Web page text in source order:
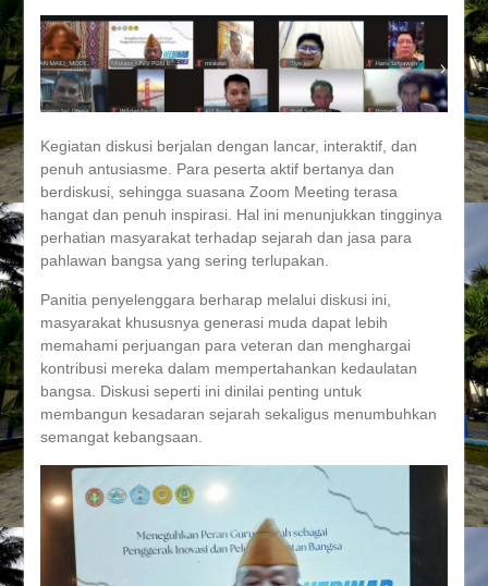
Kegiatan diskusi berjalan dengan lancar, interaktif, dan
penuh antusiasme. Para peserta aktif bertanya dan
berdiskusi, sehingga suasana Zoom Meeting terasa
hangat dan penuh inspirasi. Hal ini menunjukkan tingginya
perhatian masyarakat terhadap sejarah dan jasa para
pahlawan bangsa yang sering terlupakan.
Panitia penyelenggara berharap melalui diskusi ini,
masyarakat khususnya generasi muda dapat lebih
memahami perjuangan para veteran dan menghargai
kontribusi mereka dalam mempertahankan kedaulatan
bangsa. Diskusi seperti ini dinilai penting untuk
membangun kesadaran sejarah sekaligus menumbuhkan
semangat kebangsaan.